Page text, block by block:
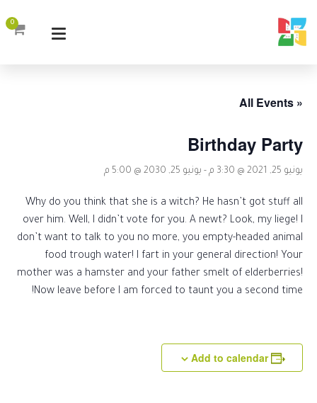
0
« All Events
Birthday Party
يونيو 25, 2021 @ 3:30 م - يونيو 25, 2030 @ 5:00 م
Why do you think that she is a witch? He hasn’t got stuff all
over him. Well, I didn’t vote for you. A newt? Look, my liege! I
don’t want to talk to you no more, you empty-headed animal
food trough water! I fart in your general direction! Your
mother was a hamster and your father smelt of elderberries!
Now leave before I am forced to taunt you a second time!
Add to calendar